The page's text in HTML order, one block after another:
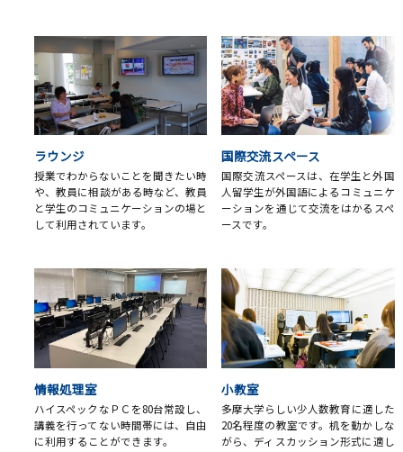
ラウンジ
授業でわからないことを聞きたい時
や、教員に相談がある時など、教員
と学生のコミュニケーションの場と
して利用されています。
国際交流スペース
国際交流スペースは、在学生と外国
人留学生が外国語によるコミュニケ
ーションを通じて交流をはかるスペ
ースです。
情報処理室
ハイスペックなＰＣを80台常設し、
講義を行ってない時間帯には、自由
に利用することができます。
小教室
多摩大学らしい少人数教育に適した
20名程度の教室です。机を動かしな
がら、ディスカッション形式に適し